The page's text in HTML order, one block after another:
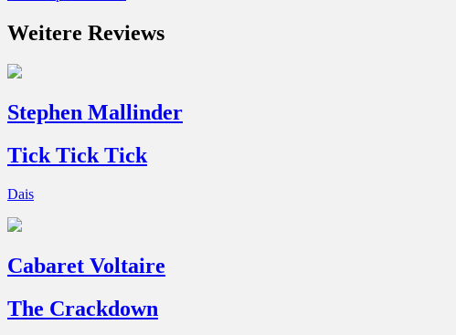
Weitere Reviews
Stephen Mallinder
Tick Tick Tick
Dais
Cabaret Voltaire
The Crackdown